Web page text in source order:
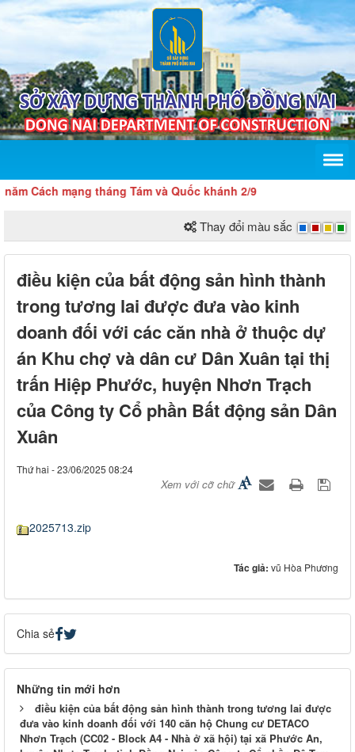
mạng tháng Tám và Quốc khánh 2/9
Thay đổi màu sắc
điều kiện của bất động sản hình thành
trong tương lai được đưa vào kinh
doanh đối với các căn nhà ở thuộc dự
án Khu chợ và dân cư Dân Xuân tại thị
trấn Hiệp Phước, huyện Nhơn Trạch
của Công ty Cổ phần Bất động sản Dân
Xuân
Thứ hai - 23/06/2025 08:24
Xem với cỡ chữ
2025713.zip
Tác giả: vũ Hòa Phương
Chia sẻ
Những tin mới hơn
điều kiện của bất động sản hình thành trong tương lai được
đưa vào kinh doanh đối với 140 căn hộ Chung cư DETACO
Nhơn Trạch (CC02 - Block A4 - Nhà ở xã hội) tại xã Phước An,